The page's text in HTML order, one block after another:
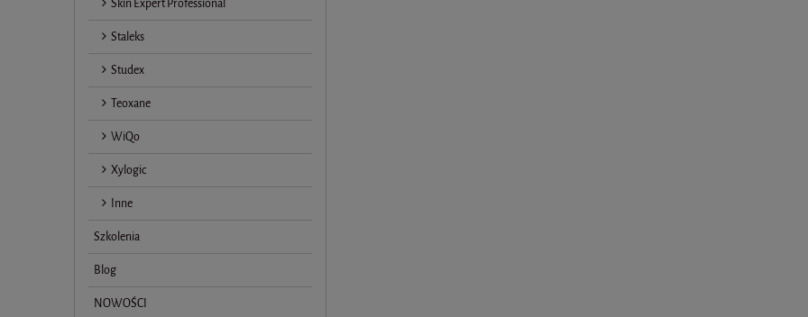
Staleks
Studex
Teoxane
WiQo
Xylogic
Inne
Szkolenia
Blog
NOWOŚCI